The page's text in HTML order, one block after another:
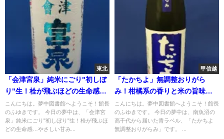
東北
「会津宮泉」純米にごり"初しぼ
り"生！栓が飛ぶほどの生命感…
やさしい甘みも魅力の会津の新
酒
こんにちは。夢中図書館へようこそ！館長
のふゆきです。 今日の夢中は、「会津宮
泉」純米にごり"初しぼり"生！栓が飛ぶほ
どの生命感…やさしい甘み...
甲信越
「たかちよ」無調整おりがら
み！柑橘系の香りと米の旨味
と…
こんにちは。夢中図書館へようこそ！館長
のふゆきです。 今日の夢中は、南魚沼の
高千代から届いた青ラベル、「たかちよ
無調整おりがらみ」です。 ...